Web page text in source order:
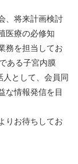
、将来計画検討
医療の必修知
務を担当してお
ある子宮内膜
として、会員同
な情報発信を目
りお待ちしてお